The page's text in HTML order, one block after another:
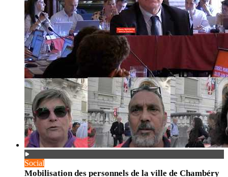
Social
Mobilisation des personnels de la ville de Chambéry